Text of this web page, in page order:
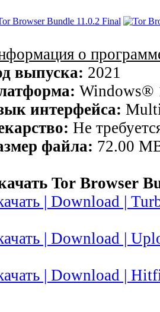
о
выпуска: 2021
Windows®
интерфейса:
Не
файла: 72.00
Tor Browser
| Download |
| Download |
| Download |